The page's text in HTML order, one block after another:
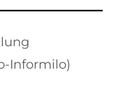
Informilo)